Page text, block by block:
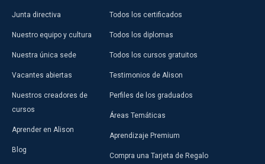
Junta directiva
Nuestro equipo y cultura
Nuestra única sede
Vacantes abiertas
Nuestros creadores de
cursos
Aprender en Alison
Blog
Todos los certificados
Todos los diplomas
Todos los cursos gratuitos
Testimonios de Alison
Perfiles de los graduados
Áreas Temáticas
Aprendizaje Premium
Compra una Tarjeta de Regalo